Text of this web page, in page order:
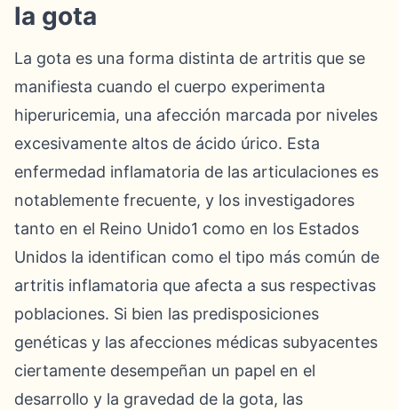
la gota
La gota es una forma distinta de artritis que se
manifiesta cuando el cuerpo experimenta
hiperuricemia, una afección marcada por niveles
excesivamente altos de ácido úrico. Esta
enfermedad inflamatoria de las articulaciones es
notablemente frecuente, y los investigadores
tanto en el Reino Unido1 como en los Estados
Unidos la identifican como el tipo más común de
artritis inflamatoria que afecta a sus respectivas
poblaciones. Si bien las predisposiciones
genéticas y las afecciones médicas subyacentes
ciertamente desempeñan un papel en el
desarrollo y la gravedad de la gota, las